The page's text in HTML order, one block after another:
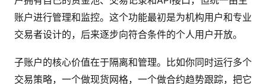
账户进行管理和监控。这个功能最初是为机构用户和专业
交易者设计的，后来逐步向符合条件的个人用户开放。
子账户的核心价值在于隔离和管理。比如你同时运行多个
交易策略，一个做现货网格，一个做合约趋势跟踪，把它